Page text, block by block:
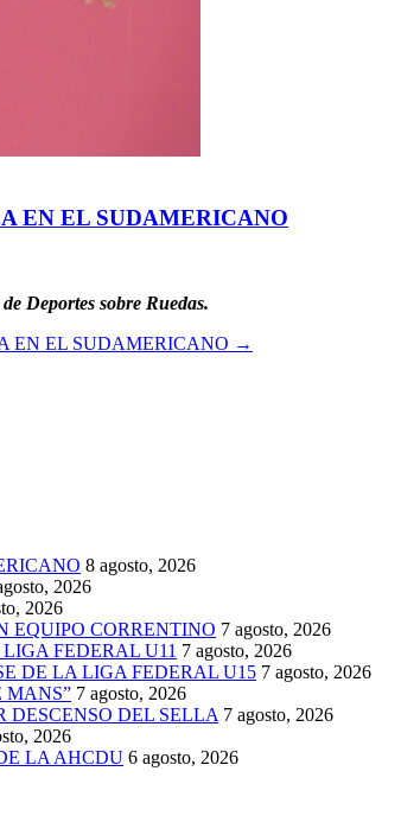
EN EL SUDAMERICANO
Deportes sobre Ruedas.
EN EL SUDAMERICANO →
8 agosto, 2026
2026
2026
EQUIPO CORRENTINO 7 agosto, 2026
FEDERAL U11 7 agosto, 2026
DE LA LIGA FEDERAL U15 7 agosto, 2026
MANS” 7 agosto, 2026
DESCENSO DEL SELLA 7 agosto, 2026
2026
LA AHCDU 6 agosto, 2026